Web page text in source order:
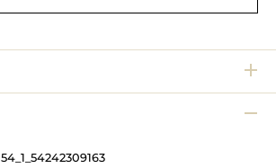
54_1_54242309163